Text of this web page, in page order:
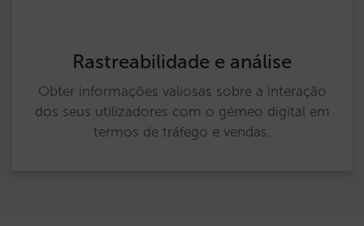
Rastreabilidade e análise
Obter informações valiosas sobre a interação
dos seus utilizadores com o gémeo digital em
termos de tráfego e vendas.